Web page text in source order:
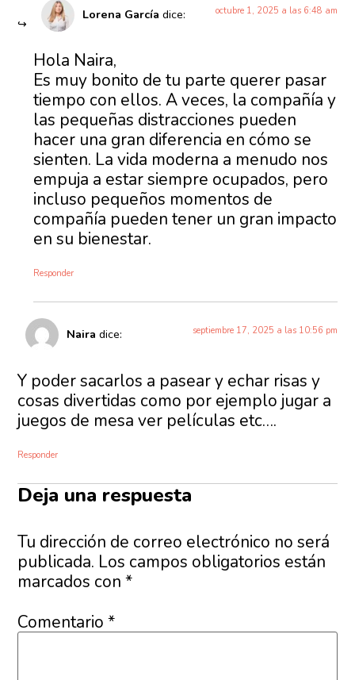
Lorena García dice: octubre 1, 2025 a las 6:48 am
Hola Naira,
Es muy bonito de tu parte querer pasar
tiempo con ellos. A veces, la compañía y
las pequeñas distracciones pueden
hacer una gran diferencia en cómo se
sienten. La vida moderna a menudo nos
empuja a estar siempre ocupados, pero
incluso pequeños momentos de
compañía pueden tener un gran impacto
en su bienestar.
Responder
Naira dice: septiembre 17, 2025 a las 10:56 pm
Y poder sacarlos a pasear y echar risas y
cosas divertidas como por ejemplo jugar a
juegos de mesa ver películas etc….
Responder
Deja una respuesta
Tu dirección de correo electrónico no será
publicada. Los campos obligatorios están
marcados con*
Comentario*